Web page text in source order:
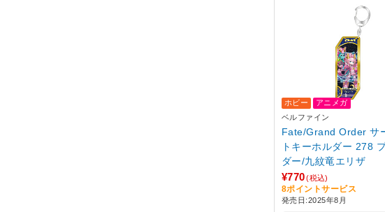
ホビー
アニメガ
ベルファイン
Fate/Grand Order サ
トキーホルダー 278
ダー/九紋竜エリザ
¥770 (税込)
8ポイントサービス
発売日:2025年8月